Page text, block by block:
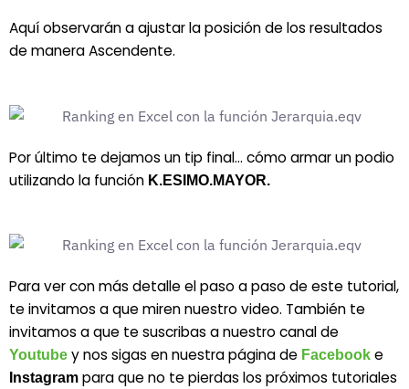
Aquí observarán a ajustar la posición de los resultados
de manera Ascendente.
Por último te dejamos un tip final… cómo armar un podio
utilizando la función K.ESIMO.MAYOR.
Para ver con más detalle el paso a paso de este tutorial,
te invitamos a que miren nuestro video. También te
invitamos a que te suscribas a nuestro canal de
Youtube y nos sigas en nuestra página de Facebook e
Instagram para que no te pierdas los próximos tutoriales